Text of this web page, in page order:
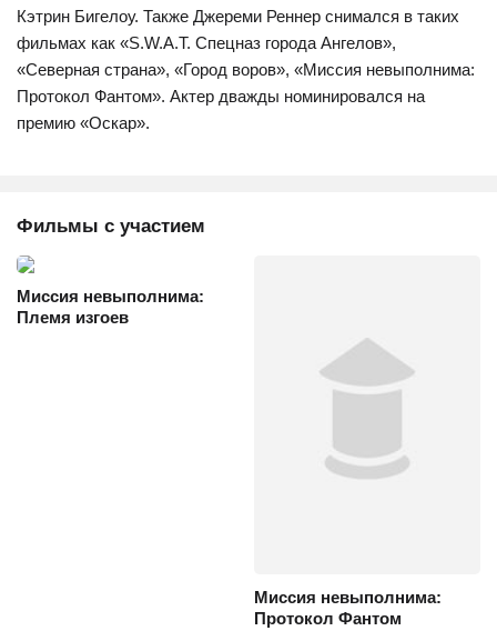
Кэтрин Бигелоу. Также Джереми Реннер снимался в таких
фильмах как «S.W.A.T. Спецназ города Ангелов»,
«Северная страна», «Город воров», «Миссия невыполнима:
Протокол Фантом». Актер дважды номинировался на
премию «Оскар».
Фильмы с участием
Миссия невыполнима:
Племя изгоев
Миссия невыполнима:
Протокол Фантом